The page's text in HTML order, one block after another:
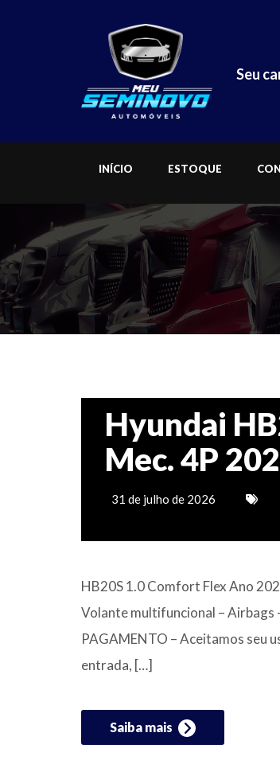
Seu
INÍCIO ESTOQUE
Hyundai
Mec. 4P
31 de julho de 2026
HB20S 1.0 Comfort Flex Ano
Volante multifuncional – Airbags
PAGAMENTO – Aceitamos seu
entrada, […]
Saiba mais